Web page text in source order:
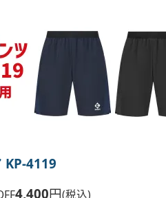
KP-4119
4,400円(税込)